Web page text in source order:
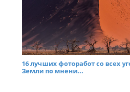
16 лучших фоторабот со всех
Земли по мнени...